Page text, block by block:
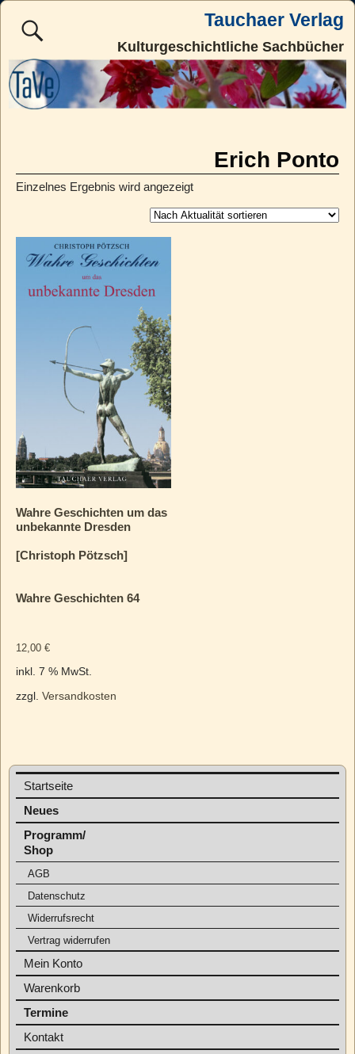
Tauchaer Verlag
Kulturgeschichtliche Sachbücher
Erich Ponto
Einzelnes Ergebnis wird angezeigt
Wahre Geschichten um das
unbekannte Dresden
[Christoph Pötzsch]
Wahre Geschichten 64
12,00 €
inkl. 7 % MwSt.
zzgl. Versandkosten
Startseite
Neues
Programm/
Shop
AGB
Datenschutz
Widerrufsrecht
Vertrag widerrufen
Mein Konto
Warenkorb
Termine
Kontakt